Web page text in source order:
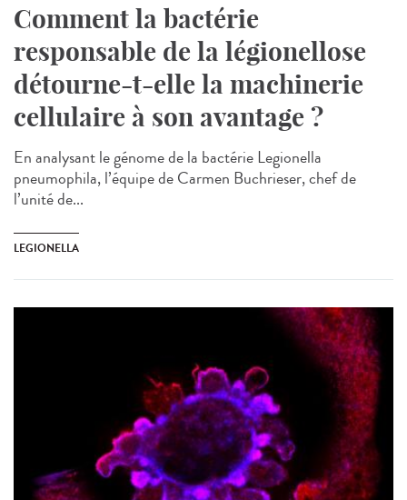
Comment la bactérie
responsable de la légionellose
détourne-t-elle la machinerie
cellulaire à son avantage ?
En analysant le génome de la bactérie Legionella
pneumophila, l’équipe de Carmen Buchrieser, chef de
l’unité de...
LEGIONELLA